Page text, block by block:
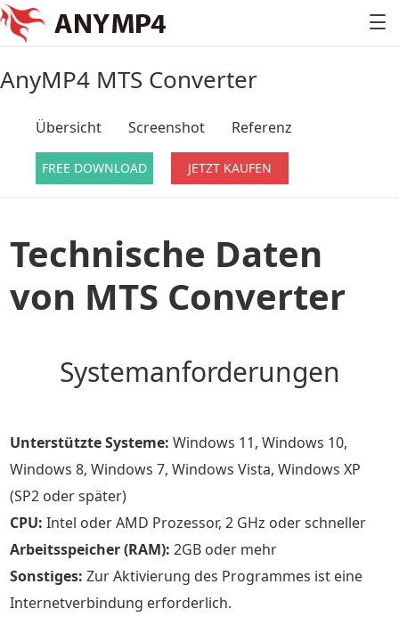
AnyMP4 MTS Converter
Übersicht Screenshot Referenz
FREE DOWNLOAD JETZT KAUFEN
Technische Daten
von MTS Converter
Systemanforderungen
Unterstützte Systeme: Windows 11, Windows 10,
Windows 8, Windows 7, Windows Vista, Windows XP
(SP2 oder später)
CPU: Intel oder AMD Prozessor, 2 GHz oder schneller
Arbeitsspeicher (RAM): 2GB oder mehr
Sonstiges: Zur Aktivierung des Programmes ist eine
Internetverbindung erforderlich.